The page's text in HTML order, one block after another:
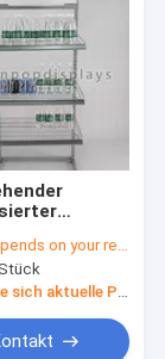
in
für
on your requirements
Holen Sie sich aktuelle Preis